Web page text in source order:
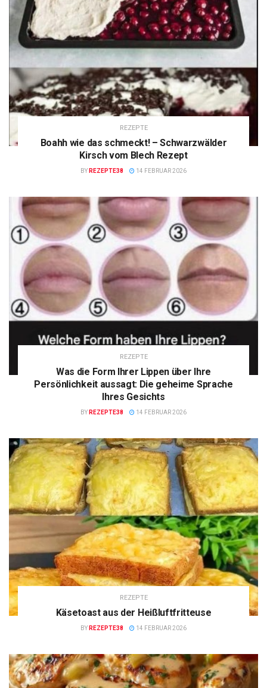
REZEPTE
Boahh wie das schmeckt! – Schwarzwälder
Kirsch vom Blech Rezept
BY REZEPTE38 14 FEBRUAR 2026
REZEPTE
Was die Form Ihrer Lippen über Ihre
Persönlichkeit aussagt: Die geheime Sprache
Ihres Gesichts
BY REZEPTE38 14 FEBRUAR 2026
REZEPTE
Käsetoast aus der Heißluftfritteuse
BY REZEPTE38 14 FEBRUAR 2026